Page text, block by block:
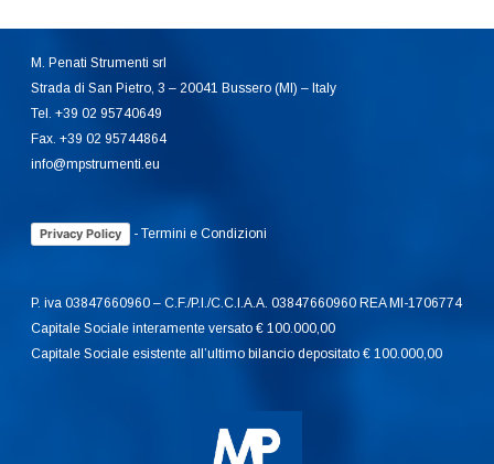
M. Penati Strumenti srl
Strada di San Pietro, 3 – 20041 Bussero (MI) – Italy
Tel. +39 02 95740649
Fax. +39 02 95744864
info@mpstrumenti.eu
Privacy Policy -Termini e Condizioni
P. iva 03847660960 – C.F./P.I./C.C.I.A.A. 03847660960 REA MI-1706774
Capitale Sociale interamente versato € 100.000,00
Capitale Sociale esistente all’ultimo bilancio depositato € 100.000,00